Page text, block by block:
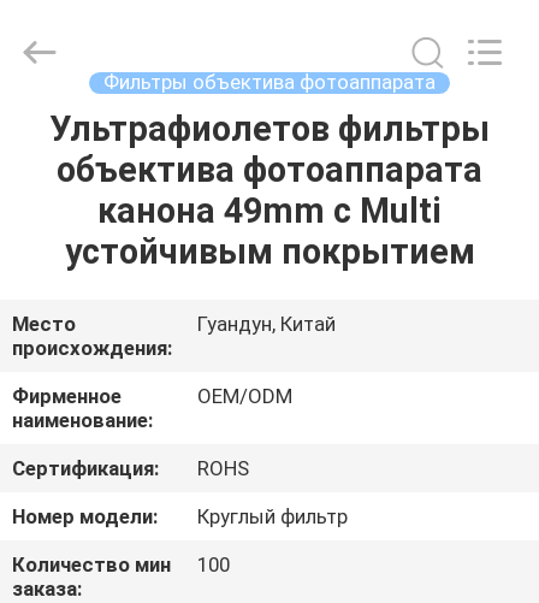
ДОМ
ПРОДУКТЫ
НАС
ПУТЕШЕСТВИЕ
ФАБРИКИ
ПРОВЕРКА
КАЧЕСТВА
Technology
Ltd..
Фильтры объектива фотоаппарата
Ультрафиолетов фильтры
объектива фотоаппарата
канона 49mm с Multi
устойчивым покрытием
Место
происхождения:
Гуандун, Китай
Фирменное
наименование:
OEM/ODM
Сертификация:
ROHS
Номер модели:
Круглый фильтр
Количество мин
заказа:
100